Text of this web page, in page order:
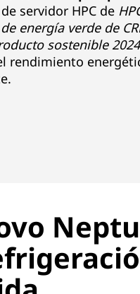
servidor HPC de
energía verde de
sostenible 2024
rendimiento